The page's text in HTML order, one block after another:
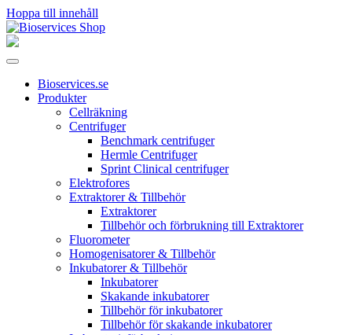
Hoppa till innehåll
Huvudnavigering
Bioservices.se
Produkter
Cellräkning
Centrifuger
Benchmark centrifuger
Hermle Centrifuger
Sprint Clinical centrifuger
Elektrofores
Extraktorer & Tillbehör
Extraktorer
Tillbehör och förbrukning till Extraktorer
Fluorometer
Homogenisatorer & Tillbehör
Inkubatorer & Tillbehör
Inkubatorer
Skakande inkubatorer
Tillbehör för inkubatorer
Tillbehör för skakande inkubatorer